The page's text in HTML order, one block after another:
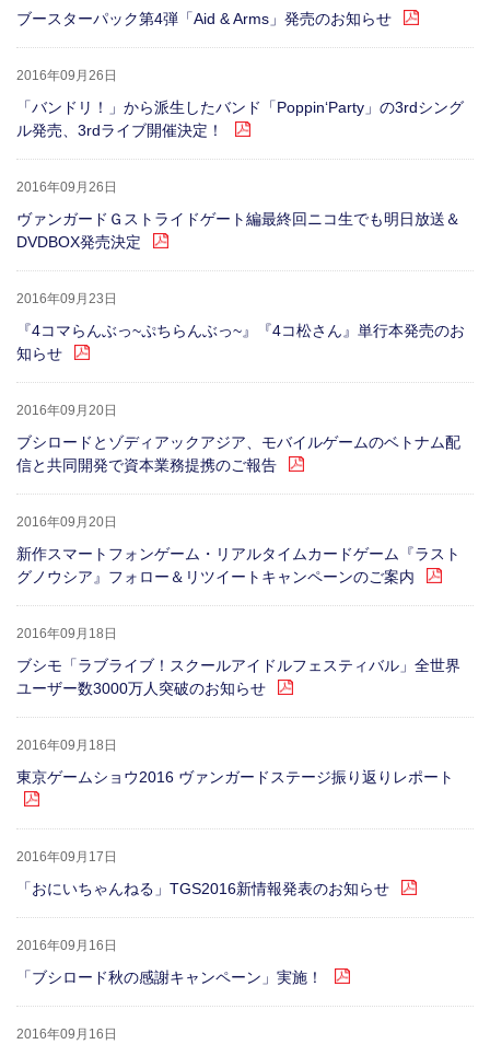
ブースターパック第4弾「Aid & Arms」発売のお知らせ
2016年09月26日
「バンドリ！」から派生したバンド「Poppin‘Party」の3rdシング
ル発売、3rdライブ開催決定！
2016年09月26日
ヴァンガードＧストライドゲート編最終回ニコ生でも明日放送＆
DVDBOX発売決定
2016年09月23日
『4コマらんぶっ~ぷちらんぶっ~』『4コ松さん』単行本発売のお
知らせ
2016年09月20日
ブシロードとゾディアックアジア、モバイルゲームのベトナム配
信と共同開発で資本業務提携のご報告
2016年09月20日
新作スマートフォンゲーム・リアルタイムカードゲーム『ラスト
グノウシア』フォロー＆リツイートキャンペーンのご案内
2016年09月18日
ブシモ「ラブライブ！スクールアイドルフェスティバル」全世界
ユーザー数3000万人突破のお知らせ
2016年09月18日
東京ゲームショウ2016 ヴァンガードステージ振り返りレポート
2016年09月17日
「おにいちゃんねる」TGS2016新情報発表のお知らせ
2016年09月16日
「ブシロード秋の感謝キャンペーン」実施！
2016年09月16日